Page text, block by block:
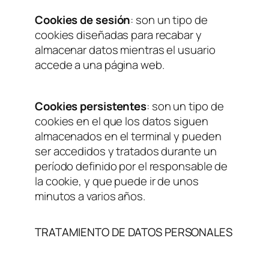
Cookies de sesión: son un tipo de
cookies diseñadas para recabar y
almacenar datos mientras el usuario
accede a una página web.
Cookies persistentes: son un tipo de
cookies en el que los datos siguen
almacenados en el terminal y pueden
ser accedidos y tratados durante un
período definido por el responsable de
la cookie, y que puede ir de unos
minutos a varios años.
TRATAMIENTO DE DATOS PERSONALES